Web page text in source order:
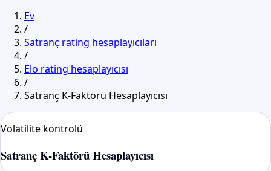
Ev
/
Satranç rating hesaplayıcıları
/
Elo rating hesaplayıcısı
/
Satranç K-Faktörü Hesaplayıcısı
Volatilite kontrolü
Satranç K-Faktörü Hesaplayıcısı